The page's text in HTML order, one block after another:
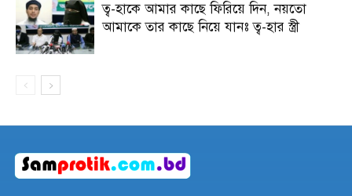
ত্ব-হাকে আমার কাছে ফিরিয়ে দিন, নয়তো
আমাকে তার কাছে নিয়ে যানঃ ত্ব-হার স্ত্রী